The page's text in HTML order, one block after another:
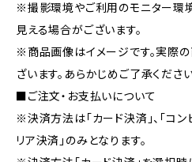
※撮影環境やご利用のモニター環
見える場合がございます。
※商品画像はイメージです。実際
ざいます。あらかじめご了承ください
■ご注文・お支払いについて
※決済方法は「カード決済」、「コン
リア決済」のみとなります。